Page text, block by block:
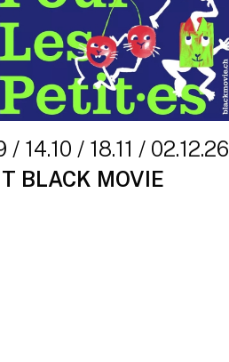
/ 14.10 / 18.11 / 02.12.26
BLACK MOVIE